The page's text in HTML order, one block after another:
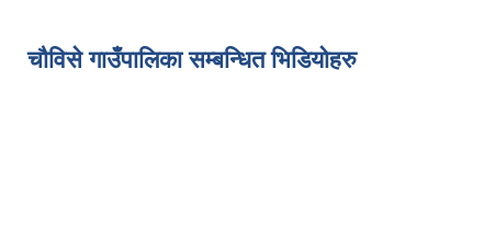
चौविसे गाउँपालिका सम्बन्धित भिडियोहरु